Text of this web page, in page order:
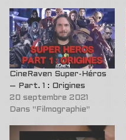
CineRaven Super-Héros
– Part. 1 : Origines
20 septembre 2021
Dans "Filmographie"